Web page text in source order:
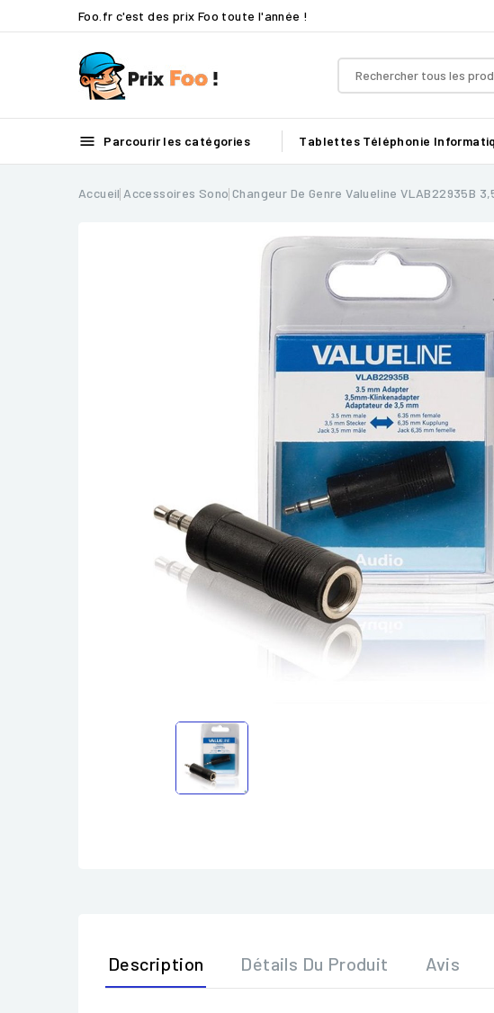
Foo.fr c'est des prix Foo toute l'année !
 Parcourir les catégories Tablettes Téléphonie
Accueil Accessoires Sono Changeur De Genre Valueline VLAB22935B
Description Détails Du Produit Avis